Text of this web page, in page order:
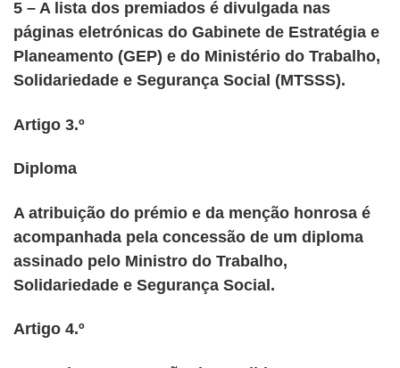
5 – A lista dos premiados é divulgada nas
páginas eletrónicas do Gabinete de Estratégia e
Planeamento (GEP) e do Ministério do Trabalho,
Solidariedade e Segurança Social (MTSSS).
Artigo 3.º
Diploma
A atribuição do prémio e da menção honrosa é
acompanhada pela concessão de um diploma
assinado pelo Ministro do Trabalho,
Solidariedade e Segurança Social.
Artigo 4.º